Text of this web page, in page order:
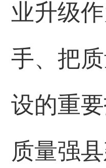
业升级
手、把
设的重
质量强